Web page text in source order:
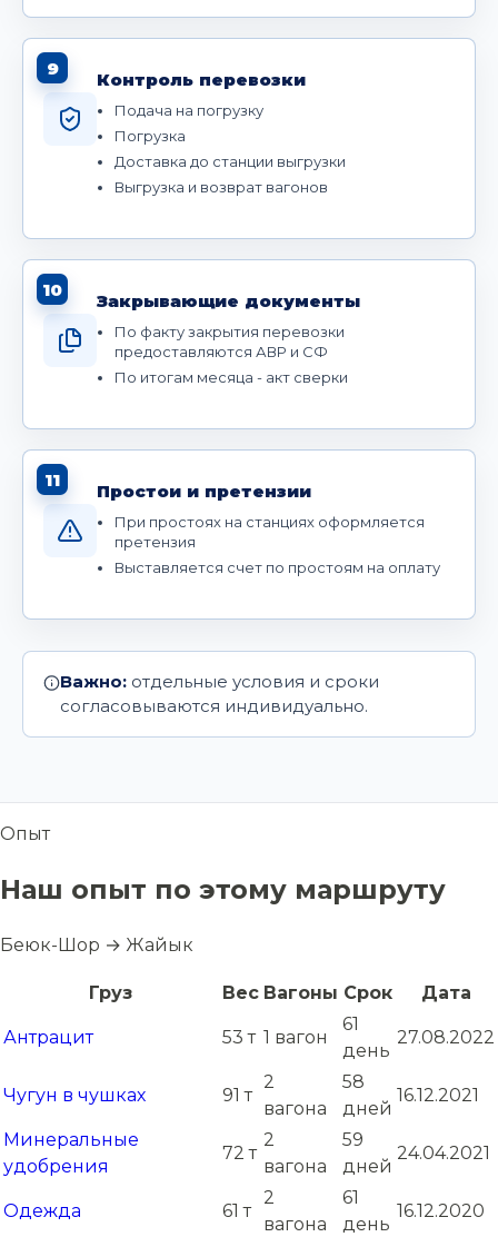
9
Контроль перевозки
Подача на погрузку
Погрузка
Доставка до станции выгрузки
Выгрузка и возврат вагонов
10
Закрывающие документы
По факту закрытия перевозки
предоставляются АВР и СФ
По итогам месяца - акт сверки
11
Простои и претензии
При простоях на станциях оформляется
претензия
Выставляется счет по простоям на оплату
Важно: отдельные условия и сроки
согласовываются индивидуально.
Опыт
Наш опыт по этому маршруту
Беюк-Шор → Жайык
Груз Вес Вагоны Срок Дата
Антрацит 53 т 1 вагон
61
день
27.08.2022
Чугун в чушках 91 т
2
вагона
58
дней
16.12.2021
Минеральные
удобрения
72 т
2
вагона
59
дней
24.04.2021
Одежда 61 т
2
вагона
61
день
16.12.2020